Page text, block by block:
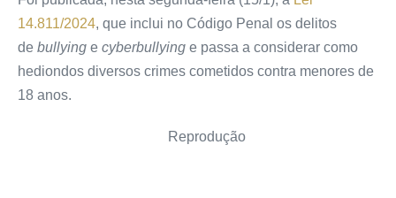
14.811/2024, que inclui no Código Penal os delitos
de bullying e cyberbullying e passa a considerar como
hediondos diversos crimes cometidos contra menores de
18 anos.
Reprodução